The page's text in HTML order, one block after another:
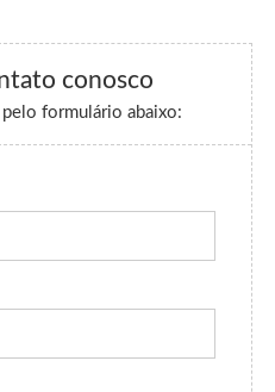
conosco
formulário abaixo: